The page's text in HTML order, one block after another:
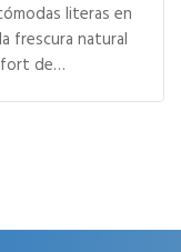
literas en
frescura natural
de…